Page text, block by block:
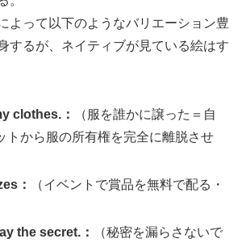
よって以下のようなバリエーション豊
するが、ネイティブが見ている絵はす
clothes.：
（服を誰かに譲った＝自
トから服の所有権を完全に離脱させ
：
（イベントで賞品を無料で配る・
the secret.：
（秘密を漏らさないで